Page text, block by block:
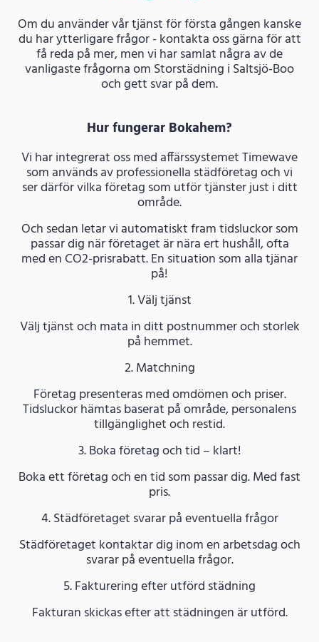
Om du använder vår tjänst för första gången kanske
du har ytterligare frågor - kontakta oss gärna för att
få reda på mer, men vi har samlat några av de
vanligaste frågorna om Storstädning i Saltsjö-Boo
och gett svar på dem.
Hur fungerar Bokahem?
Vi har integrerat oss med affärssystemet Timewave
som används av professionella städföretag och vi
ser därför vilka företag som utför tjänster just i ditt
område.
Och sedan letar vi automatiskt fram tidsluckor som
passar dig när företaget är nära ert hushåll, ofta
med en CO2-prisrabatt. En situation som alla tjänar
på!
1. Välj tjänst
Välj tjänst och mata in ditt postnummer och storlek
på hemmet.
2. Matchning
Företag presenteras med omdömen och priser.
Tidsluckor hämtas baserat på område, personalens
tillgänglighet och restid.
3. Boka företag och tid – klart!
Boka ett företag och en tid som passar dig. Med fast
pris.
4. Städföretaget svarar på eventuella frågor
Städföretaget kontaktar dig inom en arbetsdag och
svarar på eventuella frågor.
5. Fakturering efter utförd städning
Fakturan skickas efter att städningen är utförd.